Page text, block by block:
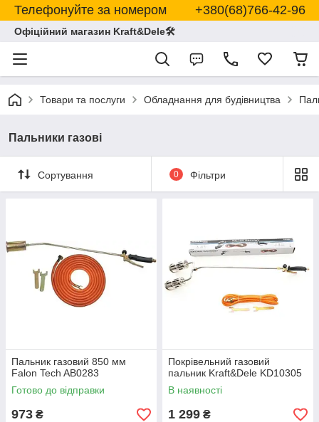
Телефонуйте за номером +380(68)766-42-96
Офіційний магазин Kraft&Dele🛠
Товари та послуги Обладнання для будівництва
Пальники газові
Сортування 0 Фільтри
Пальник газовий 850 мм
Falon Tech AB0283
Готово до відправки
973 ₴
Покрівельний газовий
пальник Kraft&Dele KD10305
В наявності
1 299 ₴